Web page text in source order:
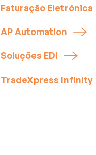
Faturação Eletrónica
AP Automation
Soluções EDI
TradeXpress Infinity